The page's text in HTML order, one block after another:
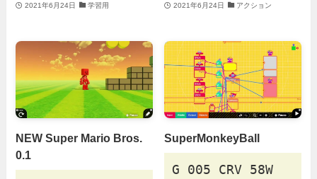
2021年6月24日 学習用 2021年6月24日 アクション
NEW Super Mario Bros.
0.1
SuperMonkeyBall
G 005 CRV 58W